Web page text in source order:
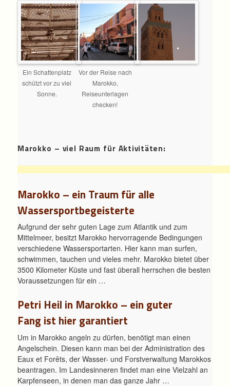
Ein Schattenplatz
schützt vor zu viel
Sonne.
Vor der Reise nach
Marokko,
Reiseunterlagen
checken!
Marokko – viel Raum für Aktivitäten:
Marokko – ein Traum für alle
Wassersportbegeisterte
Aufgrund der sehr guten Lage zum Atlantik und zum
Mittelmeer, besitzt Marokko hervorragende Bedingungen
verschiedene Wassersportarten. Hier kann man surfen,
schwimmen, tauchen und vieles mehr. Marokko bietet über
3500 Kilometer Küste und fast überall herrschen die besten
Voraussetzungen für ein …
Petri Heil in Marokko – ein guter
Fang ist hier garantiert
Um in Marokko angeln zu dürfen, benötigt man einen
Angelschein. Diesen kann man bei der Administration des
Eaux et Forêts, der Wasser- und Forstverwaltung Marokkos
beantragen. Im Landesinneren findet man eine Vielzahl an
Karpfenseen, in denen man das ganze Jahr …